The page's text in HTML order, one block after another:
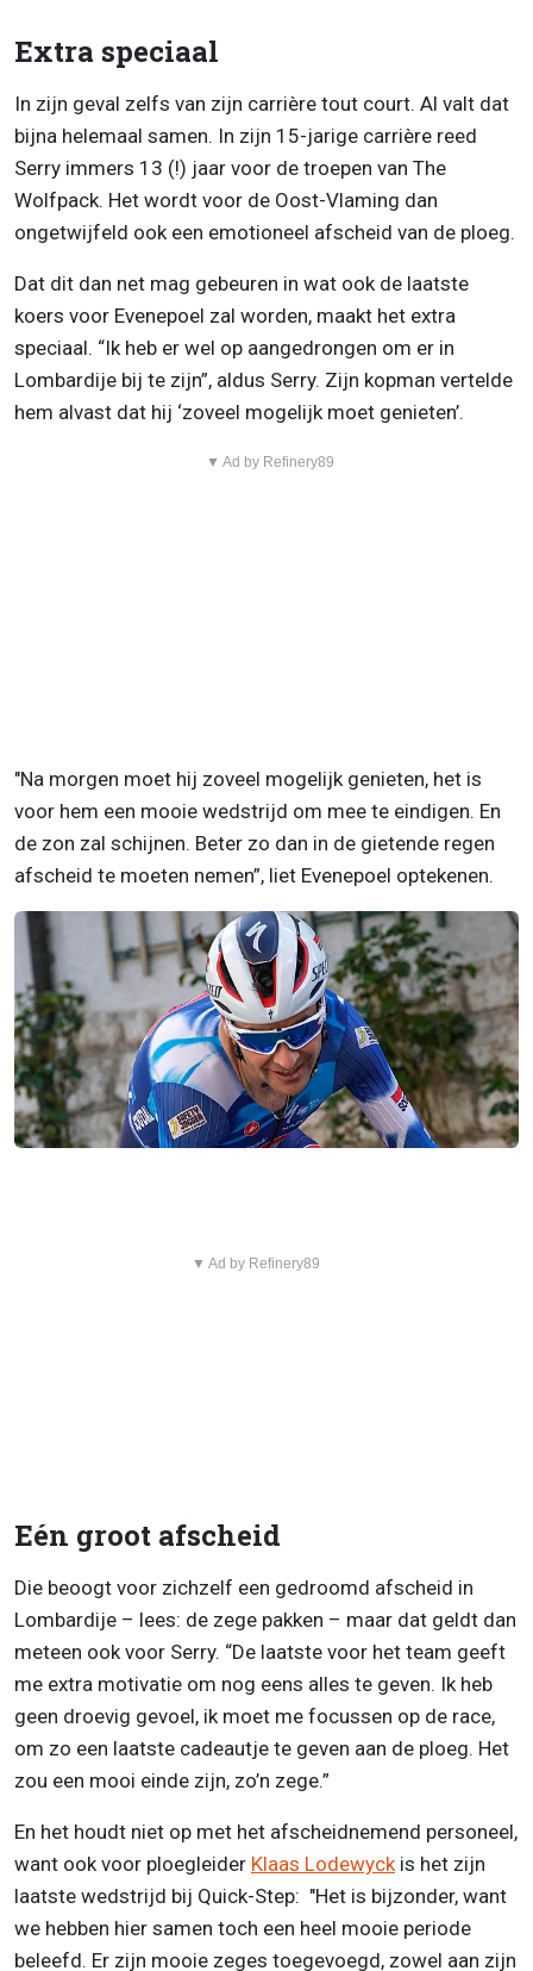
Extra speciaal
In zijn geval zelfs van zijn carrière tout court. Al valt dat
bijna helemaal samen. In zijn 15-jarige carrière reed
Serry immers 13 (!) jaar voor de troepen van The
Wolfpack. Het wordt voor de Oost-Vlaming dan
ongetwijfeld ook een emotioneel afscheid van de ploeg.
Dat dit dan net mag gebeuren in wat ook de laatste
koers voor Evenepoel zal worden, maakt het extra
speciaal. “Ik heb er wel op aangedrongen om er in
Lombardije bij te zijn”, aldus Serry. Zijn kopman vertelde
hem alvast dat hij ‘zoveel mogelijk moet genieten’.
▼ Ad by Refinery89
"Na morgen moet hij zoveel mogelijk genieten, het is
voor hem een mooie wedstrijd om mee te eindigen. En
de zon zal schijnen. Beter zo dan in de gietende regen
afscheid te moeten nemen”, liet Evenepoel optekenen.
▼ Ad by Refinery89
Eén groot afscheid
Die beoogt voor zichzelf een gedroomd afscheid in
Lombardije – lees: de zege pakken – maar dat geldt dan
meteen ook voor Serry. “De laatste voor het team geeft
me extra motivatie om nog eens alles te geven. Ik heb
geen droevig gevoel, ik moet me focussen op de race,
om zo een laatste cadeautje te geven aan de ploeg. Het
zou een mooi einde zijn, zo’n zege.”
En het houdt niet op met het afscheidnemend personeel,
want ook voor ploegleider Klaas Lodewyckis het zijn
laatste wedstrijd bij Quick-Step: "Het is bijzonder, want
we hebben hier samen toch een heel mooie periode
beleefd. Er zijn mooie zeges toegevoegd, zowel aan zijn